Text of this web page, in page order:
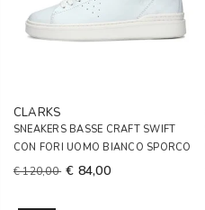
CLARKS
SNEAKERS BASSE CRAFT SWIFT
CON FORI UOMO BIANCO SPORCO
€ 120,00 € 84,00